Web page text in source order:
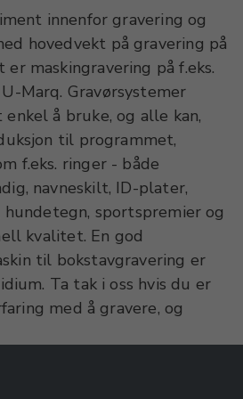
innenfor gravering og
hovedvekt på gravering på
maskingravering på f.eks.
Marq. Gravørsystemer
å bruke, og alle kan,
til programmet,
f.eks. ringer - både
navneskilt, ID-plater,
sportspremier og
kvalitet. En god
til bokstavgravering er
Ta tak i oss hvis du er
med å gravere, og